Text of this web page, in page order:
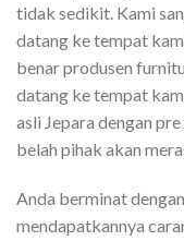
tidak sedikit. Kami
datang ke tempat
benar produsen
datang ke tempat
asli Jepara dengan
belah pihak akan
Anda berminat
mendapatkannya